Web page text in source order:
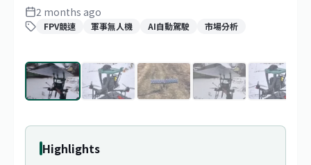
2 months ago
FPV競速 軍事無人機 AI自動駕駛 市場分析
1/6
Highlights